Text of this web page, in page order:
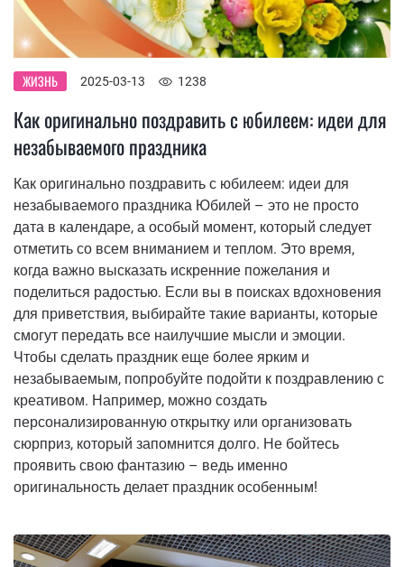
ЖИЗНЬ 2025-03-13 1238
Как оригинально поздравить с юбилеем: идеи для
незабываемого праздника
Как оригинально поздравить с юбилеем: идеи для
незабываемого праздника Юбилей – это не просто
дата в календаре, а особый момент, который следует
отметить со всем вниманием и теплом. Это время,
когда важно высказать искренние пожелания и
поделиться радостью. Если вы в поисках вдохновения
для приветствия, выбирайте такие варианты, которые
смогут передать все наилучшие мысли и эмоции.
Чтобы сделать праздник еще более ярким и
незабываемым, попробуйте подойти к поздравлению с
креативом. Например, можно создать
персонализированную открытку или организовать
сюрприз, который запомнится долго. Не бойтесь
проявить свою фантазию – ведь именно
оригинальность делает праздник особенным!